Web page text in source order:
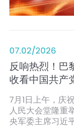
07.02/2026
反响热烈！巴
收看中国共产
7月1日上午，庆
人民大会堂隆重
央军委主席习近